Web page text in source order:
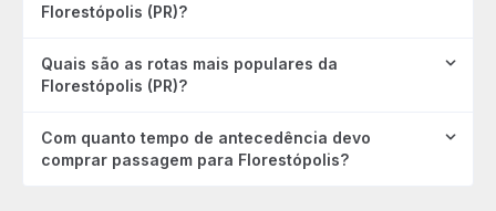
Florestópolis (PR)?
Quais são as rotas mais populares da
Florestópolis (PR)?
Com quanto tempo de antecedência devo
comprar passagem para Florestópolis?